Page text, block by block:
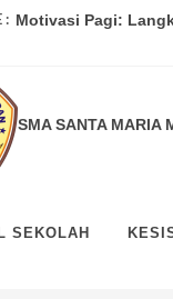
: Motivasi Pagi:
Kiat Sukses dalam
SMA SANTA MARIA
SEKOLAH